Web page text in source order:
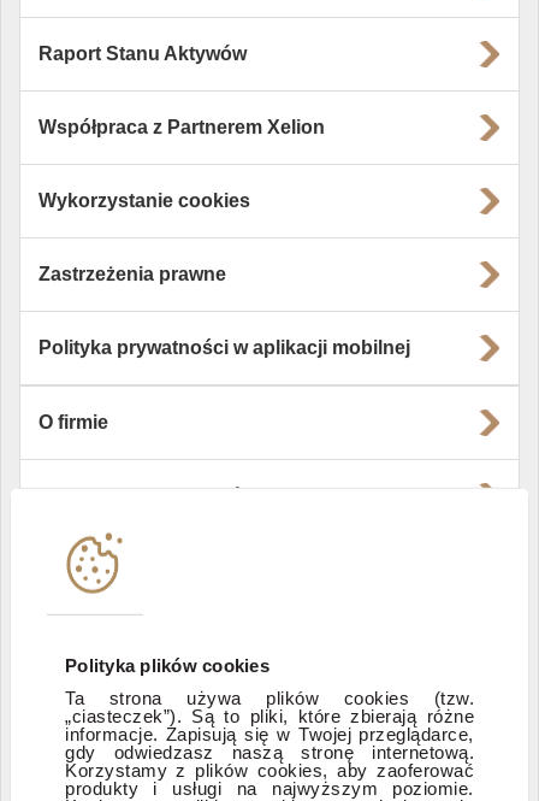
Polityka plików cookies
Ta strona używa plików cookies (tzw.
„ciasteczek”). Są to pliki, które zbierają różne
informacje. Zapisują się w Twojej przeglądarce,
gdy odwiedzasz naszą stronę internetową.
Korzystamy z plików cookies, aby zaoferować
produkty i usługi na najwyższym poziomie.
Raport Stanu Aktywów
Współpraca z Partnerem Xelion
Wykorzystanie cookies
Zastrzeżenia prawne
Polityka prywatności w aplikacji mobilnej
O firmie
Instytucje współpracujące
Zastrzeżenia prawne
ESG